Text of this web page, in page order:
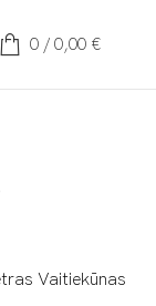
0 / 0,00 €
Vaitiekūnas